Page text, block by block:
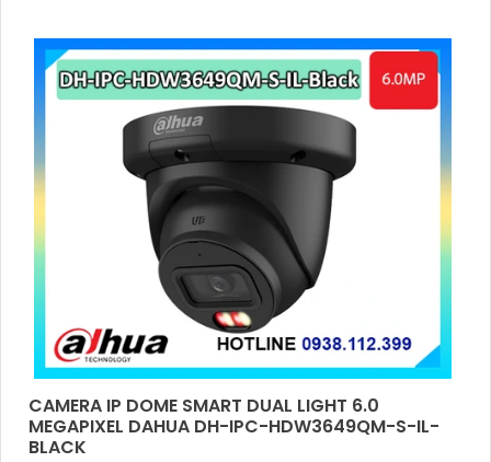
CAMERA IP DOME SMART DUAL LIGHT 6.0
MEGAPIXEL DAHUA DH-IPC-HDW3649QM-S-IL-
BLACK